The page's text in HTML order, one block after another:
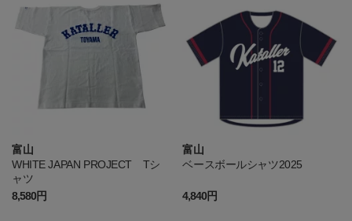
富山
WHITE JAPAN PROJECT Tシ
ャツ
8,580円
富山
ベースボールシャツ2025
4,840円